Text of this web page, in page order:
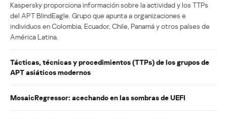
Kaspersky proporciona información sobre la actividad y los TTPs
del APT BlindEagle. Grupo que apunta a organizaciones e
individuos en Colombia, Ecuador, Chile, Panamá y otros países de
América Latina.
Tácticas, técnicas y procedimientos (TTPs) de los grupos de
APT asiáticos modernos
MosaicRegressor: acechando en las sombras de UEFI